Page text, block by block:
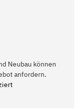
Neubau können
anfordern.